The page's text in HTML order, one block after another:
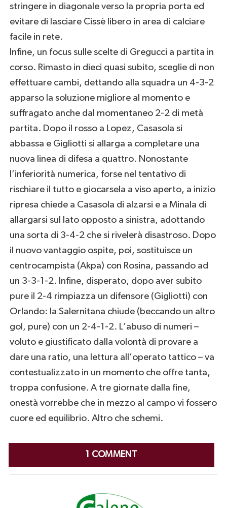
stringere in diagonale verso la propria porta ed
evitare di lasciare Cissè libero in area di calciare
facile in rete.
Infine, un focus sulle scelte di Gregucci a partita in
corso. Rimasto in dieci quasi subito, sceglie di non
effettuare cambi, dettando alla squadra un 4-3-2
apparso la soluzione migliore al momento e
suffragato anche dal momentaneo 2-2 di metà
partita. Dopo il rosso a Lopez, Casasola si
abbassa e Gigliotti si allarga a completare una
nuova linea di difesa a quattro. Nonostante
l’inferiorità numerica, forse nel tentativo di
rischiare il tutto e giocarsela a viso aperto, a inizio
ripresa chiede a Casasola di alzarsi e a Minala di
allargarsi sul lato opposto a sinistra, adottando
una sorta di 3-4-2 che si rivelerà disastroso. Dopo
il nuovo vantaggio ospite, poi, sostituisce un
centrocampista (Akpa) con Rosina, passando ad
un 3-3-1-2. Infine, disperato, dopo aver subito
pure il 2-4 rimpiazza un difensore (Gigliotti) con
Orlando: la Salernitana chiude (beccando un altro
gol, pure) con un 2-4-1-2. L’abuso di numeri –
voluto e giustificato dalla volontà di provare a
dare una ratio, una lettura all’operato tattico – va
contestualizzato in un momento che offre tanta,
troppa confusione. A tre giornate dalla fine,
onestà vorrebbe che in mezzo al campo vi fossero
cuore ed equilibrio. Altro che schemi.
1 COMMENT